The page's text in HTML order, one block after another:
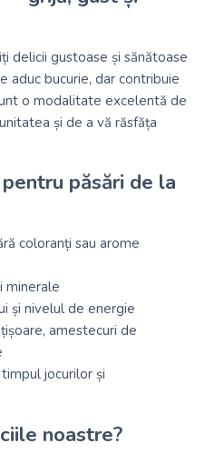
delicii gustoase și sănătoase
aduc bucurie, dar contribuie
o modalitate excelentă de
și de a vă răsfăța
păsări de la
coloranți sau arome
minerale
și nivelul de energie
amestecuri de
jocurilor și
noastre?